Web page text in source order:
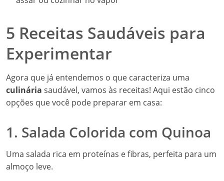
5 Receitas Saudáveis para
Experimentar
Agora que já entendemos o que caracteriza uma
culinária saudável, vamos às receitas! Aqui estão cinco
opções que você pode preparar em casa:
1. Salada Colorida com Quinoa
Uma salada rica em proteínas e fibras, perfeita para um
almoço leve.